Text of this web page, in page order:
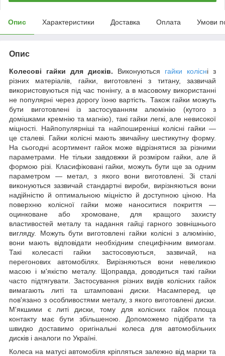
Опис Характеристики Доставка Оплата Умови
Опис
Колесові гайки для дисків. Виконуються гайки колісні з
різних матеріалів, гайки, виготовлені з титану, зазвичай
використовуються під час тюнінгу, а в масовому використанні
не популярні через дорогу їхню вартість. Також гайки можуть
бути виготовлені із застосуванням алюмінію (кутого з
домішками кремнію та магнію), такі гайки легкі, але невисокої
міцності. Найпопулярніші та найпоширеніші колісні гайки —
це сталеві. Гайки колісні мають звичайну шестикутну форму.
На сьогодні асортимент гайок може відрізнятися за різними
параметрами. Не тільки завдовжки й розміром гайки, але й
формою різі. Класифіковані гайки, можуть бути ще за одним
параметром — метал, з якого вони виготовлені. Зі сталі
виконуються зазвичай стандартні вироби, вирізняються вони
надійністю й оптимальною міцністю й доступною ціною. На
поверхню колісної гайки може наноситися покриття —
оцинковане або хромоване, для кращого захисту
властивостей металу та надання гайці гарного зовнішнього
вигляду. Можуть бути виготовлені гайки колісні з алюмінію,
вони мають відповідати необхідним специфічним вимогам.
Такі колесасті гайки застосовуються, зазвичай, на
перегонових автомобілях. Вирізняються вони невеликою
масою і м'якістю металу. Щоправда, доводиться такі гайки
часто підтягувати. Застосування різних видів колісних гайок
вимагають литі та штамповані диски. Насамперед, це
пов'язано з особливостями металу, з якого виготовлені диски.
М'якшими є литі диски, тому для колісних гайок площа
контакту має бути збільшеною. Допоможемо підібрати та
швидко доставимо оригінальні колеса для автомобільних
дисків і аналоги по Україні.
Колеса на матусі автомобіля кріпляться залежно від марки та